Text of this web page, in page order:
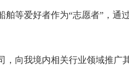
等爱好者作为“志愿者”，通
向我境内相关行业领域推广